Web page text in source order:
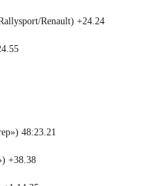
Renault) +24.24
48:23.21
+38.38